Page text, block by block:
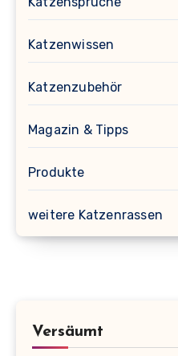
Katzenwissen
Katzenzubehör
Magazin & Tipps
Produkte
weitere Katzenrassen
Versäumt